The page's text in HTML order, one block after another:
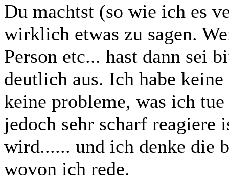
Du machtst (so wie ich es
wirklich etwas zu sagen.
Person etc... hast dann sei
deutlich aus. Ich habe
keine probleme, was ich
jedoch sehr scharf reagiere
wird...... und ich denke die
wovon ich rede.